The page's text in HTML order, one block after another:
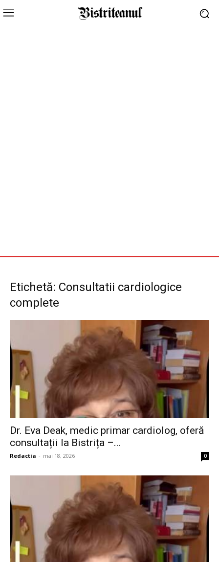
Etichetă: Consultatii cardiologice
complete
Dr. Eva Deak, medic primar cardiolog, oferă
consultații la Bistrița –...
Redactia - mai 18, 2026 0